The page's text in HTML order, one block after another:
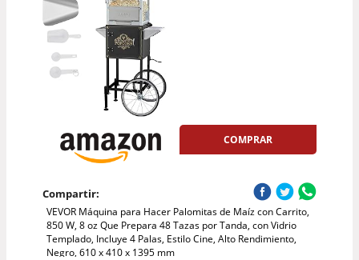
COMPRAR
Compartir:
VEVOR Máquina para Hacer Palomitas de Maíz con Carrito,
850 W, 8 oz Que Prepara 48 Tazas por Tanda, con Vidrio
Templado, Incluye 4 Palas, Estilo Cine, Alto Rendimiento,
Negro, 610 x 410 x 1395 mm